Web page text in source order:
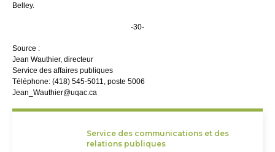
Belley.
-30-
Source :
Jean Wauthier, directeur
Service des affaires publiques
Téléphone: (418) 545-5011, poste 5006
Jean_Wauthier@uqac.ca
Service des communications et des
relations publiques